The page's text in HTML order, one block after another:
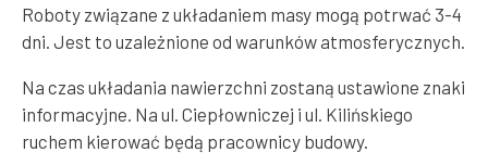
Roboty związane z układaniem masy mogą potrwać 3-4
dni. Jest to uzależnione od warunków atmosferycznych.
Na czas układania nawierzchni zostaną ustawione znaki
informacyjne. Na ul. Ciepłowniczej i ul. Kilińskiego
ruchem kierować będą pracownicy budowy.